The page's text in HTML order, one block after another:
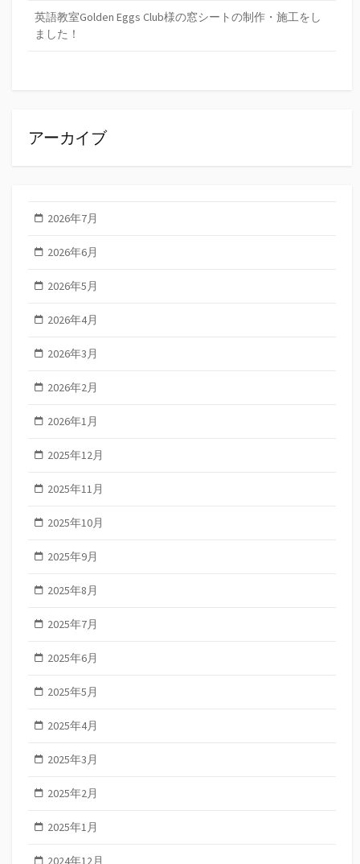
英語教室Golden Eggs Club様の窓シートの制作・施工をし
ました！
アーカイブ
2026年7月
2026年6月
2026年5月
2026年4月
2026年3月
2026年2月
2026年1月
2025年12月
2025年11月
2025年10月
2025年9月
2025年8月
2025年7月
2025年6月
2025年5月
2025年4月
2025年3月
2025年2月
2025年1月